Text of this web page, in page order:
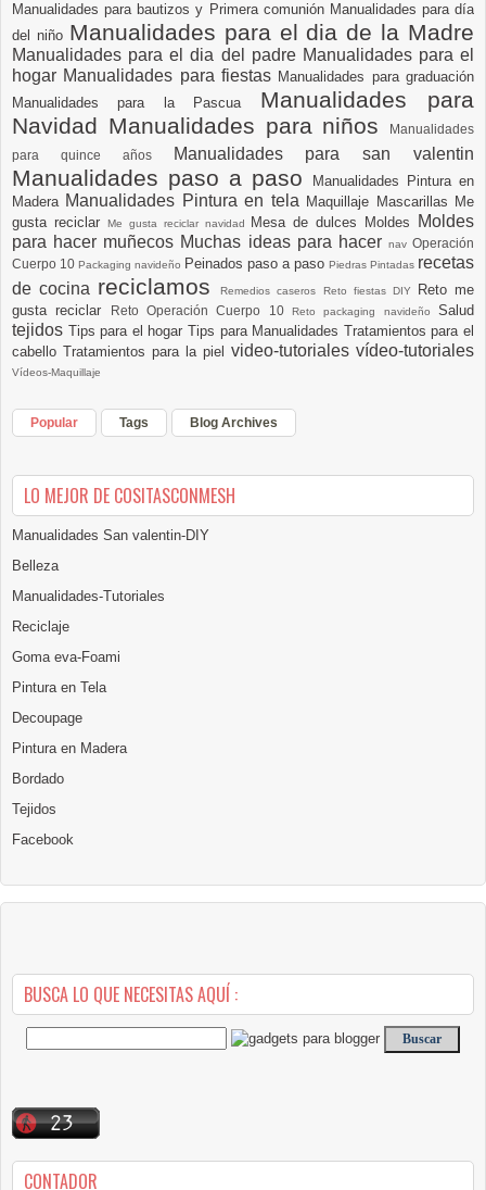
Manualidades para bautizos y Primera comunión Manualidades para día
del niño Manualidades para el dia de la Madre
Manualidades para el dia del padre Manualidades para el
hogar Manualidades para fiestas Manualidades para graduación
Manualidades para la Pascua Manualidades para
Navidad Manualidades para niños
Manualidades
para quince años
Manualidades para san valentin
Manualidades paso a paso
Manualidades Pintura en
Madera Manualidades Pintura en tela Maquillaje Mascarillas Me
gusta reciclar
Me gusta reciclar navidad Mesa de dulces Moldes
Moldes
para hacer muñecos Muchas ideas para hacer nav Operación
Cuerpo 10 Packaging navideño Peinados paso a paso Piedras Pintadas recetas
de cocina reciclamosRemedios caseros Reto fiestas DIY
Reto me
gusta reciclar
Reto Operación Cuerpo 10Reto packaging navideñoSalud
tejidos Tips para el hogarTips para Manualidades Tratamientos para el
cabello Tratamientos para la piel video-tutoriales vídeo-tutoriales
Vídeos-Maquillaje
Popular Tags Blog Archives
LO MEJOR DE COSITASCONMESH
Manualidades San valentin-DIY
Belleza
Manualidades-Tutoriales
Reciclaje
Goma eva-Foami
Pintura en Tela
Decoupage
Pintura en Madera
Bordado
Tejidos
Facebook
BUSCA LO QUE NECESITAS AQUÍ :
CONTADOR